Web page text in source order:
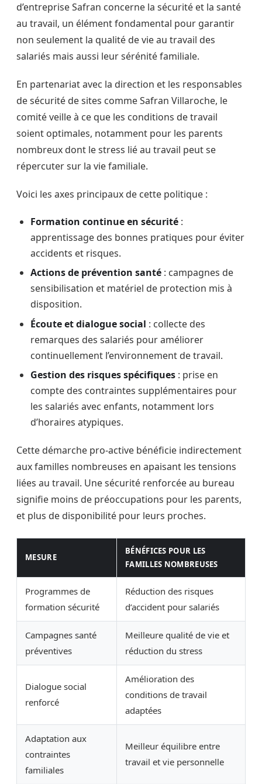
d’entreprise Safran concerne la sécurité et la santé
au travail, un élément fondamental pour garantir
non seulement la qualité de vie au travail des
salariés mais aussi leur sérénité familiale.
En partenariat avec la direction et les responsables
de sécurité de sites comme Safran Villaroche, le
comité veille à ce que les conditions de travail
soient optimales, notamment pour les parents
nombreux dont le stress lié au travail peut se
répercuter sur la vie familiale.
Voici les axes principaux de cette politique :
Formation continue en sécurité :
apprentissage des bonnes pratiques pour éviter
accidents et risques.
Actions de prévention santé : campagnes de
sensibilisation et matériel de protection mis à
disposition.
Écoute et dialogue social : collecte des
remarques des salariés pour améliorer
continuellement l’environnement de travail.
Gestion des risques spécifiques : prise en
compte des contraintes supplémentaires pour
les salariés avec enfants, notamment lors
d’horaires atypiques.
Cette démarche pro-active bénéficie indirectement
aux familles nombreuses en apaisant les tensions
liées au travail. Une sécurité renforcée au bureau
signifie moins de préoccupations pour les parents,
et plus de disponibilité pour leurs proches.
MESURE
BÉNÉFICES POUR LES
FAMILLES NOMBREUSES
Programmes de
formation sécurité
Réduction des risques
d’accident pour salariés
Campagnes santé
préventives
Meilleure qualité de vie et
réduction du stress
Dialogue social
renforcé
Amélioration des
conditions de travail
adaptées
Adaptation aux
contraintes
familiales
Meilleur équilibre entre
travail et vie personnelle